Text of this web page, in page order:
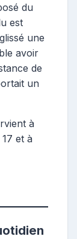
du
est
une
avoir
de
un
à
et à